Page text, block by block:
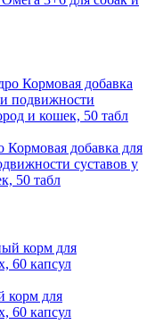
добавка для
суставов у
50 табл
корм для
60 капсул